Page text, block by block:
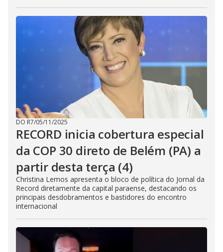
DO R7/05/11/2025
RECORD inicia cobertura especial
da COP 30 direto de Belém (PA) a
partir desta terça (4)
Christina Lemos apresenta o bloco de política do Jornal da
Record diretamente da capital paraense, destacando os
principais desdobramentos e bastidores do encontro
internacional